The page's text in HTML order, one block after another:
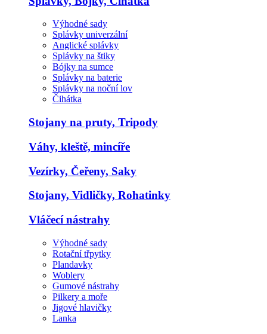
Výhodné sady
Splávky univerzální
Anglické splávky
Splávky na štiky
Bójky na sumce
Splávky na baterie
Splávky na noční lov
Čihátka
Stojany na pruty, Tripody
Váhy, kleště, mincíře
Vezírky, Čeřeny, Saky
Stojany, Vidličky, Rohatinky
Vláčecí nástrahy
Výhodné sady
Rotační třpytky
Plandavky
Woblery
Gumové nástrahy
Pilkery a moře
Jigové hlavičky
Lanka